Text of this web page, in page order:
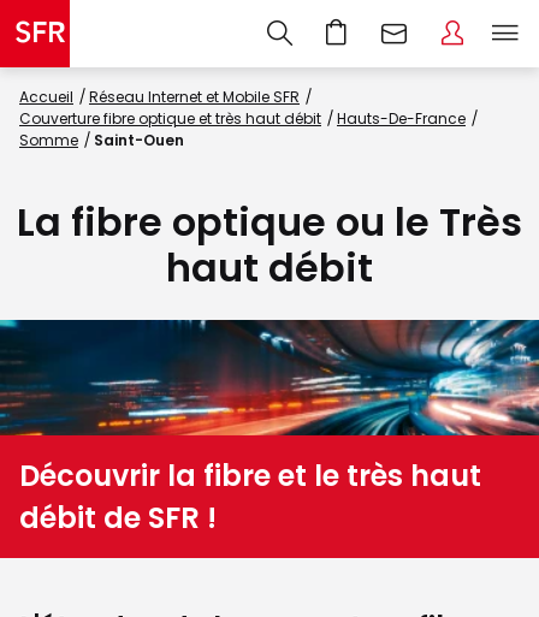
Accueil
Réseau Internet et Mobile SFR
Couverture fibre optique et très haut débit
Hauts-De-France
Somme
Saint-Ouen
La fibre optique ou le Très
haut débit
Découvrir la fibre et le très haut
débit de SFR !